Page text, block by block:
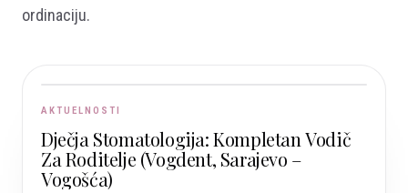
ordinaciju.
AKTUELNOSTI
Dječja Stomatologija: Kompletan Vodič
Za Roditelje (Vogdent, Sarajevo –
Vogošća)